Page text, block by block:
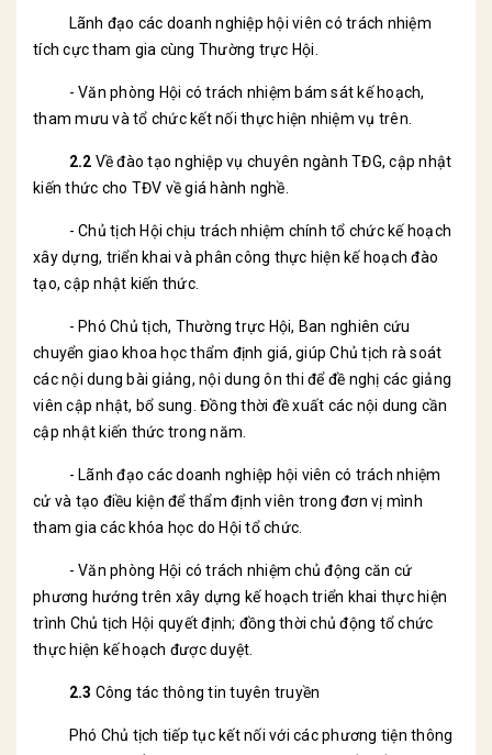
Lãnh đạo các doanh nghiệp hội viên có trách nhiệm
tích cực tham gia cùng Thường trực Hội.
- Văn phòng Hội có trách nhiệm bám sát kế hoạch,
tham mưu và tổ chức kết nối thực hiện nhiệm vụ trên.
2.2 Về đào tạo nghiệp vụ chuyên ngành TĐG, cập nhật
kiến thức cho TĐV về giá hành nghề.
- Chủ tịch Hội chịu trách nhiệm chính tổ chức kế hoạch
xây dựng, triển khai và phân công thực hiện kế hoạch đào
tạo, cập nhật kiến thức.
- Phó Chủ tịch, Thường trực Hội, Ban nghiên cứu
chuyển giao khoa học thẩm định giá, giúp Chủ tịch rà soát
các nội dung bài giảng, nội dung ôn thi để đề nghị các giảng
viên cập nhật, bổ sung. Đồng thời đề xuất các nội dung cần
cập nhật kiến thức trong năm.
- Lãnh đạo các doanh nghiệp hội viên có trách nhiệm
cử và tạo điều kiện để thẩm định viên trong đơn vị mình
tham gia các khóa học do Hội tổ chức.
- Văn phòng Hội có trách nhiệm chủ động căn cứ
phương hướng trên xây dựng kế hoạch triển khai thực hiện
trình Chủ tịch Hội quyết định; đồng thời chủ động tổ chức
thực hiện kế hoạch được duyệt.
2.3 Công tác thông tin tuyên truyền
Phó Chủ tịch tiếp tục kết nối với các phương tiện thông